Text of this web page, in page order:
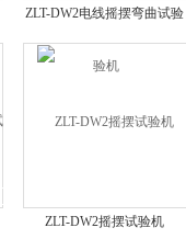
ZLT-DW2电线摇摆弯曲试验
机
ZLT-DW2摇摆试验机